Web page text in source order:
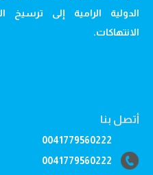
الدولية الرامية إلى ترسيخ
الانتهاكات.
أتصل بنا
0041779560222
0041779560222